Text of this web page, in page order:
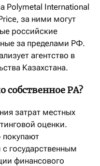
Polymetal International
за ними могут
российские
за пределами РФ.
агентство в
Казахстана.
собственное РА?
затрат местных
оценки.
покупают
государственным
финансового